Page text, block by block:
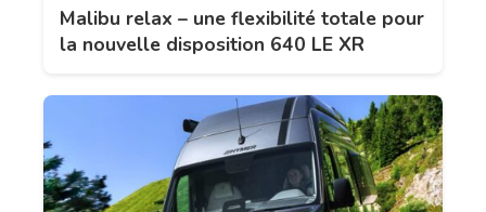
Malibu relax – une flexibilité totale pour
la nouvelle disposition 640 LE XR